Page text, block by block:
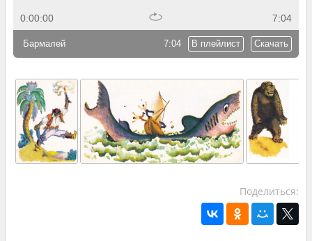
0:00:00 7:04
7:04 В плейлист Скачать
Бармалей
Поделиться: